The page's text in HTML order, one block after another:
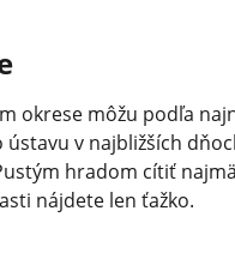
okrese môžu podľa
v najbližších
hradom cítiť
nájdete len ťažko.